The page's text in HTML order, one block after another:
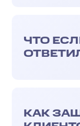
ЧТО
КАК